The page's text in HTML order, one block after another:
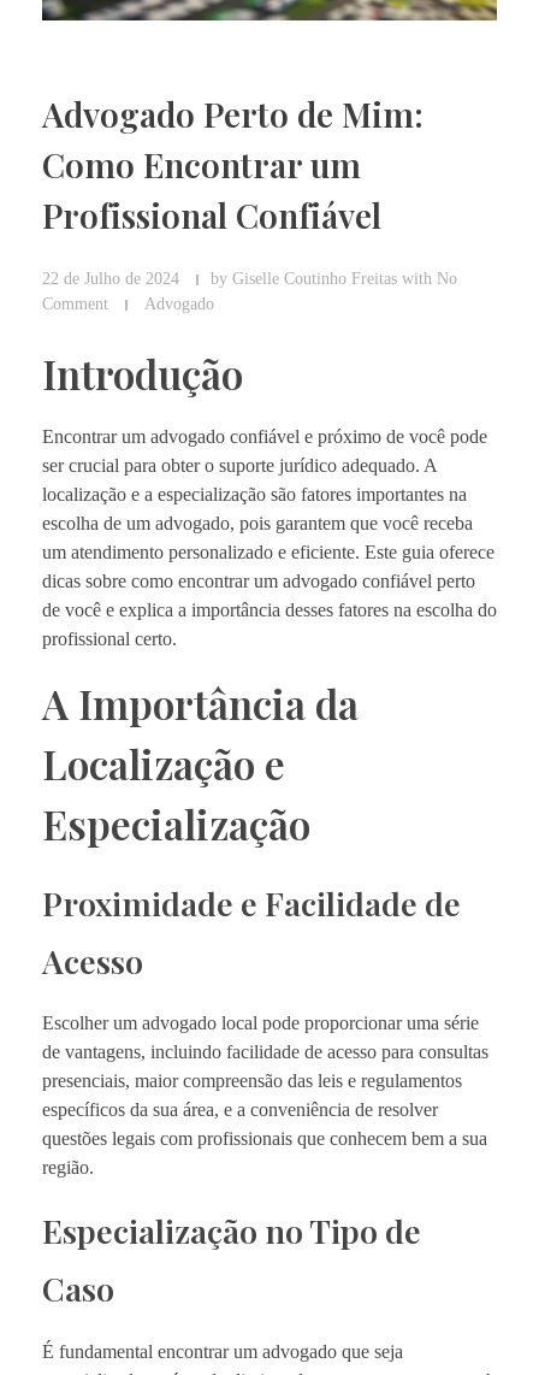
Advogado Perto de Mim:
Como Encontrar um
Profissional Confiável
22 de Julho de 2024 by Giselle Coutinho Freitas with No
Comment
Advogado
Introdução
Encontrar um advogado confiável e próximo de você pode
ser crucial para obter o suporte jurídico adequado. A
localização e a especialização são fatores importantes na
escolha de um advogado, pois garantem que você receba
um atendimento personalizado e eficiente. Este guia oferece
dicas sobre como encontrar um advogado confiável perto
de você e explica a importância desses fatores na escolha do
profissional certo.
A Importância da
Localização e
Especialização
Proximidade e Facilidade de
Acesso
Escolher um advogado local pode proporcionar uma série
de vantagens, incluindo facilidade de acesso para consultas
presenciais, maior compreensão das leis e regulamentos
específicos da sua área, e a conveniência de resolver
questões legais com profissionais que conhecem bem a sua
região.
Especialização no Tipo de
Caso
É fundamental encontrar um advogado que seja